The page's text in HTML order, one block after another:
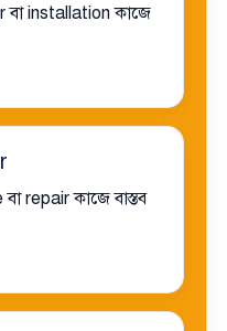
বা installation কাজে
repair কাজে বাস্তব